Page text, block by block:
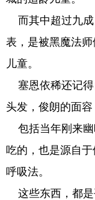
而其中超过九成
表，是被黑魔法
儿童。
塞恩依稀还记得
头发，俊朗的面容
包括当年刚来幽
吃的，也是源自
呼吸法。
这些东西，都是